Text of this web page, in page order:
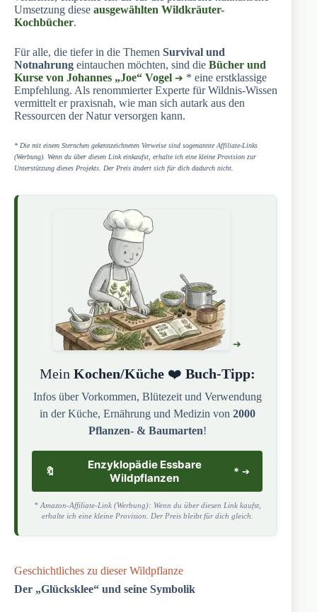
Umsetzung diese ausgewählten Wildkräuter-
Kochbücher.
Für alle, die tiefer in die Themen Survival und
Notnahrung eintauchen möchten, sind die Bücher und
Kurse von Johannes „Joe“ Vogel
* eine erstklassige
Empfehlung. Als renommierter Experte für Wildnis-Wissen
vermittelt er praxisnah, wie man sich autark aus den
Ressourcen der Natur versorgen kann.
* Die mit einem Sternchen gekennzeichneten Verweise sind sogenannte Affiliate-Links
(Werbung). Wenn du über diesen Link einkaufst, erhalte ich eine kleine Provision zur
Unterstützung dieses Projekts. Der Preis ändert sich für dich dadurch nicht.
Mein Kochen/Küche❤️ Buch-Tipp:
Infos über Vorkommen, Blütezeit und Verwendung
in der Küche, Ernährung und Medizin von 2000
Pflanzen- & Baumarten!
🔖
Enzyklopädie Essbare
Wildpflanzen
*
* Amazon-Affiliate-Link (Werbung): Wenn du über diesen Link kaufst,
erhalte ich eine kleine Provision. Der Preis bleibt für dich gleich.
Geschichtliches zu dieser Wildpflanze
Der „Glücksklee“ und seine Symbolik